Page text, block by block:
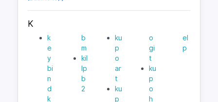
K
k
e
y
bi
n
d
k
b
m
kil
lp
b
2
ku
p
o
ar
t
ku
p
o
gi
t
ku
p
o
h
el
p